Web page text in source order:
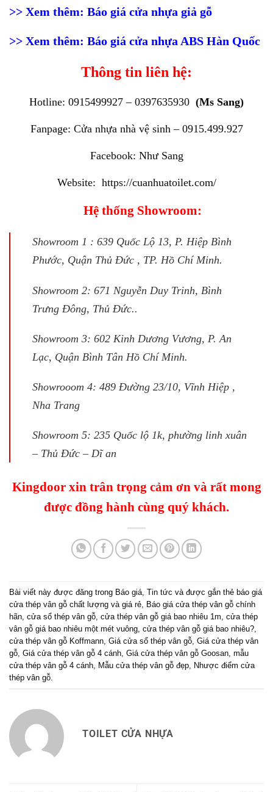
>> Xem thêm: Báo giá cửa nhựa giả gỗ
>> Xem thêm: Báo giá cửa nhựa ABS Hàn Quốc
Thông tin liên hệ:
Hotline: 0915499927 – 0397635930 (Ms Sang)
Fanpage: Cửa nhựa nhà vệ sinh – 0915.499.927
Facebook: Như Sang
Website: https://cuanhuatoilet.com/
Hệ thống Showroom:
Showroom 1 : 639 Quốc Lộ 13, P. Hiệp Bình
Phước, Quận Thủ Đức , TP. Hồ Chí Minh.
Showroom 2: 671 Nguyễn Duy Trinh, Bình
Trưng Đông, Thủ Đức..
Showroom 3: 602 Kinh Dương Vương, P. An
Lạc, Quận Bình Tân Hồ Chí Minh.
Showrooom 4: 489 Đường 23/10, Vĩnh Hiệp ,
Nha Trang
Showroom 5: 235 Quốc lộ 1k, phường linh xuân
– Thủ Đức – Dĩ an
Kingdoor xin trân trọng cảm ơn và rất mong
được đồng hành cùng quý khách.
Bài viết này được đăng trong Báo giá Tin tức và được gắn thẻ báo giá
cửa thép vân gỗ chất lượng và giá rẻ Báo giá cửa thép vân gỗ chính
hãn cửa sổ thép vân gỗ cửa thép vân gỗ giá bao nhiêu 1m cửa thép
vân gỗ giá bao nhiêu một mét vuông cửa thép vân gỗ giá bao nhiêu?
cửa thép vân gỗ Koffmann Giá cửa sổ thép vân gỗ Giá cửa thép vân
gỗ Giá cửa thép vân gỗ 4 cánh Giá cửa thép vân gỗ Goosan mẫu
cửa thép vân gỗ 4 cánh Mẫu cửa thép vân gỗ đẹp Nhược điểm cửa
thép vân gỗ
TOILET CỬA NHỰA